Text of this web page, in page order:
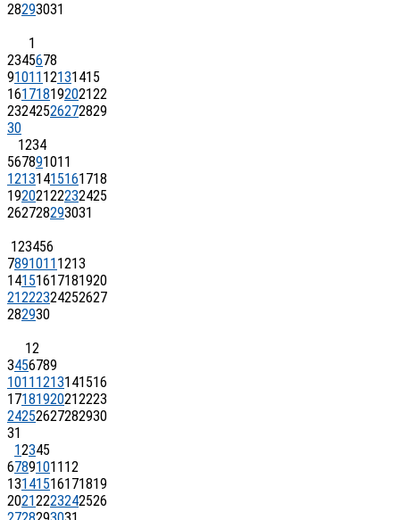
28293031
1
2345678
91011 12131415
16171819202122
23242526272829
30
1234
567891011
12131415161718
19202122232425
262728293031
123456
7891011 1213
14151617181920
21222324252627
282930
12
3456789
1011 1213141516
17181920212223
24252627282930
31
12345
67891011 12
13141516171819
20212223242526